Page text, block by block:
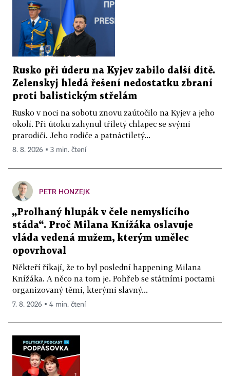
Rusko při úderu na Kyjev zabilo další dítě.
Zelenskyj hledá řešení nedostatku zbraní
proti balistickým střelám
Rusko v noci na sobotu znovu zaútočilo na Kyjev a jeho
okolí. Při útoku zahynul tříletý chlapec se svými
prarodiči. Jeho rodiče a patnáctiletý...
8. 8. 2026 ▪ 3 min. čtení
PETR HONZEJK
„Prolhaný hlupák v čele nemyslícího
stáda“. Proč Milana Knížáka oslavuje
vláda vedená mužem, kterým umělec
opovrhoval
Někteří říkají, že to byl poslední happening Milana
Knížáka. A něco na tom je. Pohřeb se státními poctami
organizovaný těmi, kterými slavný...
7. 8. 2026 ▪ 4 min. čtení